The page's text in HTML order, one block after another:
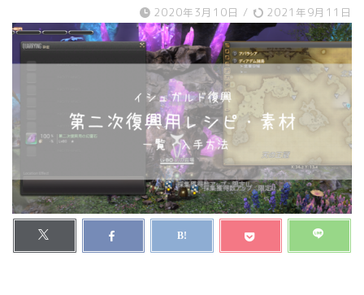
2020年3月10日 / 2021年9月11日